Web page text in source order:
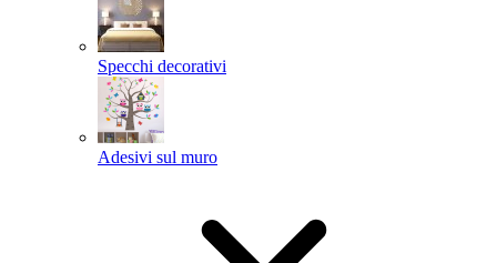
Specchi decorativi
Adesivi sul muro